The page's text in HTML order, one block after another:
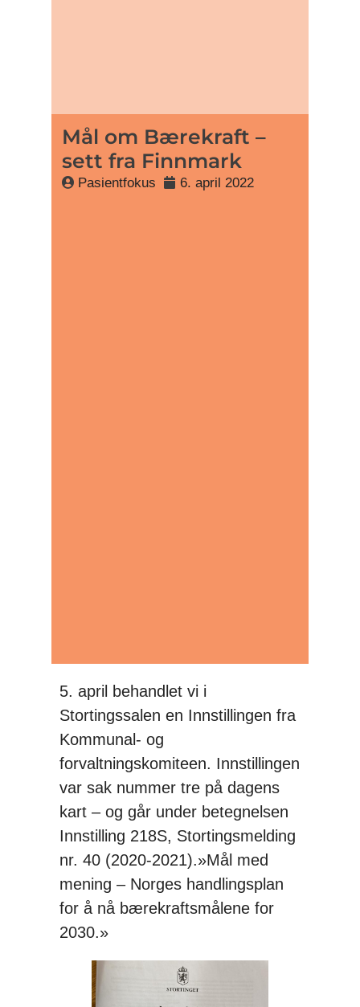
Mål om Bærekraft –
sett fra Finnmark
Pasientfokus 6. april 2022
5. april behandlet vi i
Stortingssalen en Innstillingen fra
Kommunal- og
forvaltningskomiteen. Innstillingen
var sak nummer tre på dagens
kart – og går under betegnelsen
Innstilling 218S, Stortingsmelding
nr. 40 (2020-2021).»Mål med
mening – Norges handlingsplan
for å nå bærekraftsmålene for
2030.»